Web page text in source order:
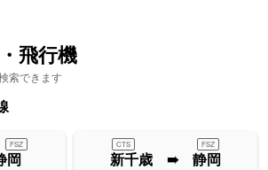
飛行機
索できます
FSZ
新千歳 ➠ 静岡
CTS FSZ